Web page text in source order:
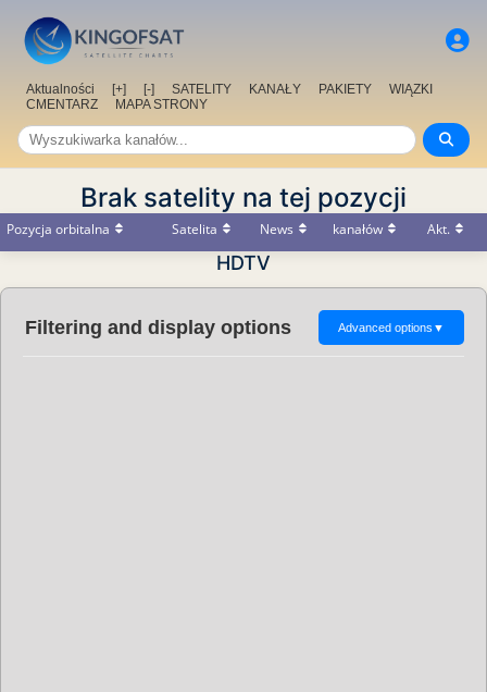
Aktualności [+] [-] SATELITY KANAŁY PAKIETY
WIĄZKI
CMENTARZ
MAPA STRONY
Brak satelity na tej pozycji
Pozycja orbitalna Satelita News kanałów Akt.
HDTV
Filtering and display options Advanced options ▼